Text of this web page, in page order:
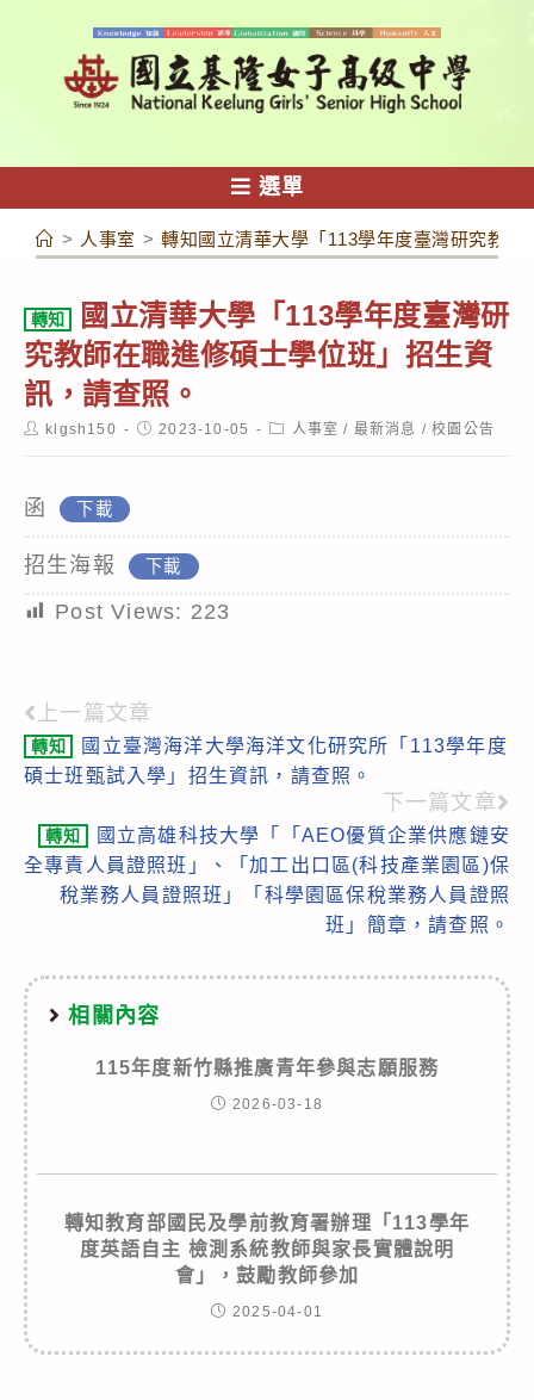
容
選單
> 人事室 > 轉知國立清華大學「113學年度臺灣研究教
轉知
國立清華大學「113學年度臺灣研
究教師在職進修碩士學位班」招生資
訊，請查照。
Postklgsh150
Post2023-10-05
Post人事室 / 最新消息 / 校園公告
函 下載
招生海報 下載
Post Views: 223
Read
more
上一篇文章
轉知
國立臺灣海洋大學海洋文化研究所「113學年度
碩士班甄試入學」招生資訊，請查照。
下一篇文章
轉知
國立高雄科技大學「「AEO優質企業供應鏈安
全專責人員證照班」、「加工出口區(科技產業園區)保
稅業務人員證照班」「科學園區保稅業務人員證照
班」簡章，請查照。
相關內容
115年度新竹縣推廣青年參與志願服務
2026-03-18
轉知教育部國民及學前教育署辦理「113學年
度英語自主 檢測系統教師與家長實體說明
會」，鼓勵教師參加
2025-04-01